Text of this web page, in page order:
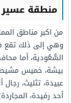
منطقة عسير
وهي إلى ذلك تقع
السُّعُودية، أما
بيشة، خميس مشيط،
عبيدة، تثليث، رجال
أحد رفيدة،